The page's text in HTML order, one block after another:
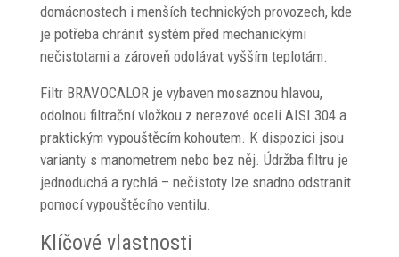
domácnostech i menších technických provozech, kde
je potřeba chránit systém před mechanickými
nečistotami a zároveň odolávat vyšším teplotám.
Filtr BRAVOCALOR je vybaven mosaznou hlavou,
odolnou filtrační vložkou z nerezové oceli AISI 304 a
praktickým vypouštěcím kohoutem. K dispozici jsou
varianty s manometrem nebo bez něj. Údržba filtru je
jednoduchá a rychlá – nečistoty lze snadno odstranit
pomocí vypouštěcího ventilu.
Klíčové vlastnosti